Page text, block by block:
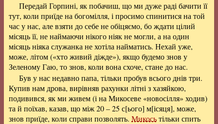
Передай Горпині, як побачиш, що ми дуже раді бачити її
тут, коли приїде на богомілля, і просимо спинитися на той
час у нас, але взяти до себе не обіцяємо, бо ждати цілий
місяць її, не наймаючи нікого ніяк не могли, а на один
місяць ніяка служанка не хотіла найматись. Нехай уже,
може, літом («хто живий діжде»), якщо будемо знов у
Зеленому Гаю, то знов, коли вона схоче, стане до нас.
Був у нас недавно папа, тільки пробув всього днів три.
Купив нам дрова, вирівняв рахунки літні з хазяйкою,
подивився, як ми живем (і на Микосеве «новосілля» ходив)
та й поїхав, казав, що між 20 – 25 с[ього] м[ісяця], може,
знов приїде, коли справи позволять. Микосьтільки спить